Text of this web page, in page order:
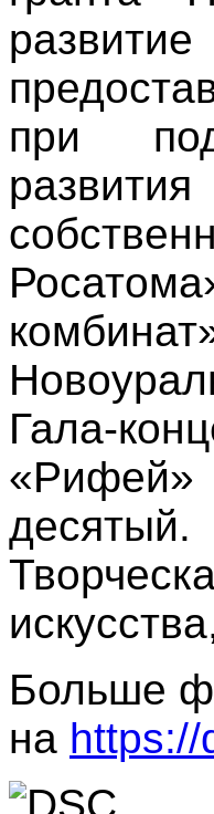
при
Гала-
«Рифей»
десятый.
Больше
на https://